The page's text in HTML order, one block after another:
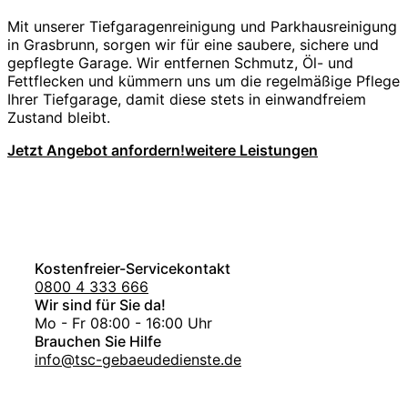
Mit unserer Tiefgaragenreinigung und Parkhausreinigung
in Grasbrunn, sorgen wir für eine saubere, sichere und
gepflegte Garage. Wir entfernen Schmutz, Öl- und
Fettflecken und kümmern uns um die regelmäßige Pflege
Ihrer Tiefgarage, damit diese stets in einwandfreiem
Zustand bleibt.
Jetzt Angebot anfordern!weitere Leistungen
Kostenfreier-Servicekontakt
0800 4 333 666
Wir sind für Sie da!
Mo - Fr 08:00 - 16:00 Uhr
Brauchen Sie Hilfe
info@tsc-gebaeudedienste.de